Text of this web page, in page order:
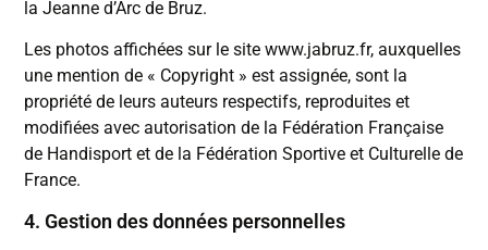
la Jeanne d’Arc de Bruz.
Les photos affichées sur le site www.jabruz.fr, auxquelles
une mention de « Copyright » est assignée, sont la
propriété de leurs auteurs respectifs, reproduites et
modifiées avec autorisation de la Fédération Française
de Handisport et de la Fédération Sportive et Culturelle de
France.
4. Gestion des données personnelles